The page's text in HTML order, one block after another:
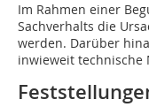
Im Rahmen einer
Sachverhalts die
werden. Darüber
inwieweit technische